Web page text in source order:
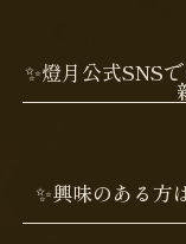
✨燈月公式SNS
✨興味のある方